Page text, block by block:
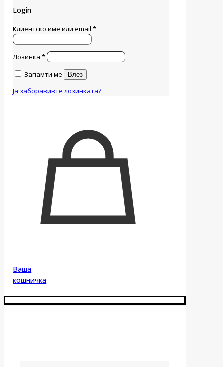
Login
Клиентско име или email*
Лозинка*
Запамти ме
Влез
Ја заборавивте лозинката?
Ваша
кошничка